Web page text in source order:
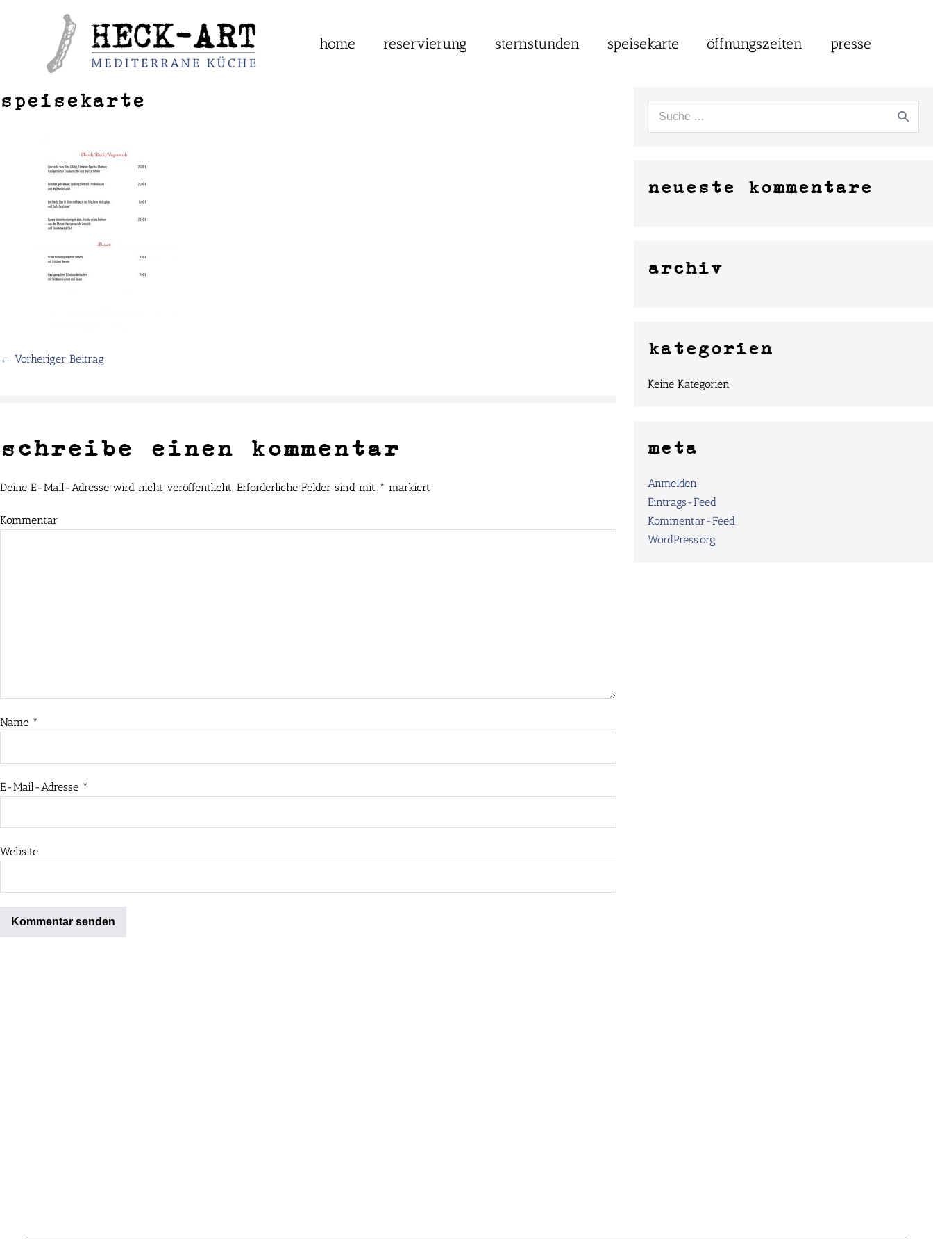
home reservierung sternstunden speisekarte öffnungszeiten presse
speisekarte
← Vorheriger Beitrag
schreibe einen kommentar
Deine E-Mail-Adresse wird nicht veröffentlicht. Erforderliche Felder sind mit * markiert
Kommentar
Name *
E-Mail-Adresse *
Website
neueste kommentare
archiv
kategorien
Keine Kategorien
meta
Anmelden
Eintrags-Feed
Kommentar-Feed
WordPress.org